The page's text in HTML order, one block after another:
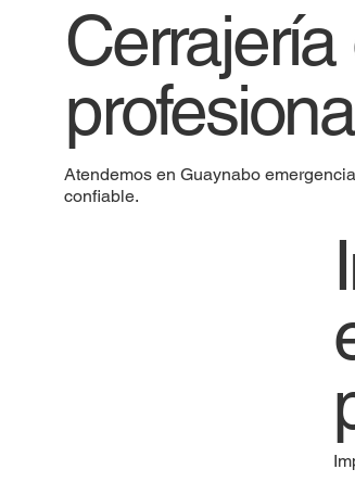
Atendemos en Guaynabo
confiable.